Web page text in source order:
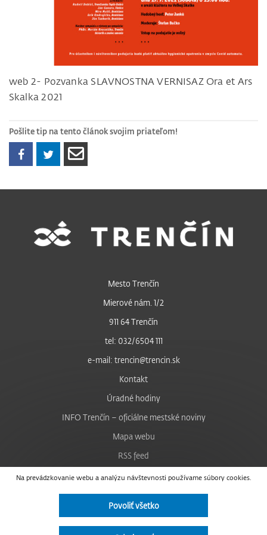
web 2- Pozvanka SLAVNOSTNA VERNISAZ Ora et Ars
Skalka 2021
Pošlite tip na tento článok svojim priateľom!
Na prevádzkovanie webu a analýzu návštevnosti používame súbory cookies.
Povoliť všetko
Mesto Trenčín
Mierové nám. 1/2
911 64 Trenčín
tel: 032/6504 111
e-mail: trencin@trencin.sk
Kontakt
Úradné hodiny
INFO Trenčín – oficiálne mestské noviny
Mapa webu
RSS feed
Nastavenie cookies
Facebook
Instagram